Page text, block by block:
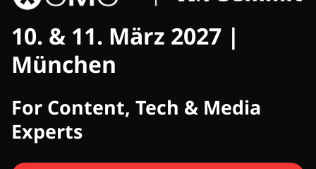
CMCX
10. & 11. März 2027 |
München
For Content, Tech & Media
Experts